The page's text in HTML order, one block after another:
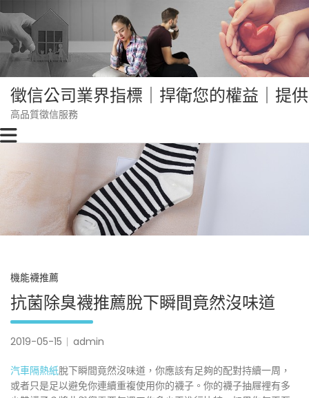
to
content
徵信公司業界指標｜捍衛您的權益｜提
高品質徵信服務
機能襪推薦
抗菌除臭襪推薦脫下瞬間竟然沒味道
2019-05-15 admin
汽車隔熱紙脫下瞬間竟然沒味道，你應該有足夠的配對持續一周，
或者只是足以避免你連續重複使用你的襪子。你的襪子抽屜裡有多